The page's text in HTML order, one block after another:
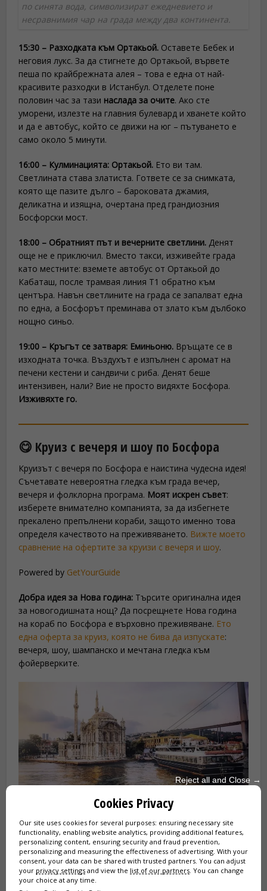
по синята вода, символизират ежедневието и
несравнимия чар на града между два континента.
15:30 – Разходката към Ортакьой. Оставете Бебек и
неговия лукс. За да стигнете до Ортакьой, вървете
пеша по крайбрежната алея – това е една от най-
красивите разходки в Истанбул. Отделете поне
половин час за тази наслада за очите. Ако сте
уморени, излезте на главния булевард и хванете който
и да е автобус, който се движи на юг – пътуването е
само около 5 минути.
16:00 – Кулминацията: Ортакьой. Ето ви там.
Светлината става златиста. Гответе се за снимката,
която ще пазите дълго – бароковата джамия,
деликатна и изящна, очертана пред грандиозния
Босфорски мост.
18:00 – Обратният път и вечерните светлини. Денят
още не е приключил. Вместо такси, изживейте града
като местните: вземете автобус от Ортакьой до
Кабаташ, после трамвая линия T1 обратно към
центъра. Навън светлините на града се запалват една
по една, а Босфорът преминава от злато към дълбоко
нощно синьо.
19:00 – Кръгът се затваря: Еминьоню. Връщате се в
изходната точка. Въздухът е изпълнен с аромат на
печени кестени и сандвичи с риба. Денят беше
интензивен, нали? Вие не просто видяхте Босфора.
Изживяхте го.
😋 Круиз с вечеря и шоу по Босфора
Круизът с вечеря по Босфора е наистина чудесна идея!
Съчетавате невероятна гледка към града вечер,
вечеря и фолклорна програма. Моят искрен съвет:
изберете внимателно компанията, за да избегнете
прекалено препълнени кораби, защото именно това
определя качеството на преживяването. Вижте моето
сравнение на офертите за круизи с вечеря и шоу.
Powered by GetYourGuide
Добра идея за Нова година: Търсите оригинална идея
за новогодишната нощ? Да посрещнете Нова година
на кораб по Босфора е върховно преживяване. Ето
една оферта за круиз, която не бива да изпускате:
вечеря, шоу, шампанско и мечтана гледка към
фойерверките.
слънце, на борда на лодка близо до моста Босфор, е
едновременно поетично преживяване и
задължителна гледка в Истанбул. Османската
архитектура и животът на водата се съчетават в
уникална обстановка.
Reject all and Close →
Cookies Privacy
Our site uses cookies for several purposes: ensuring necessary site
functionality, enabling website analytics, providing additional features,
personalizing content, ensuring security and fraud prevention,
personalizing and measuring the effectiveness of advertising. With your
consent, your data can be shared with trusted partners. You can adjust
your privacy settings and view the list of our partners. You can change
your choice at any time.